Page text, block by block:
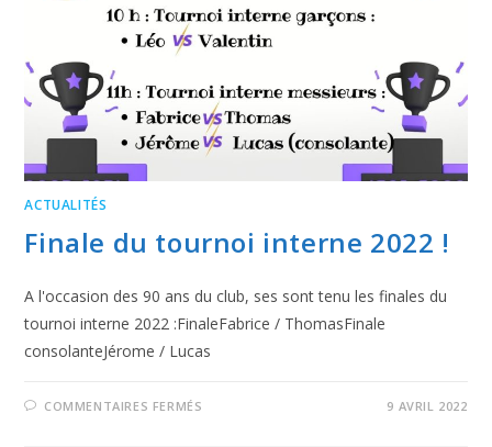
ACTUALITÉS
Finale du tournoi interne 2022 !
A l'occasion des 90 ans du club, ses sont tenu les finales du
tournoi interne 2022 :FinaleFabrice / ThomasFinale
consolanteJérome / Lucas
COMMENTAIRES FERMÉS 9 AVRIL 2022